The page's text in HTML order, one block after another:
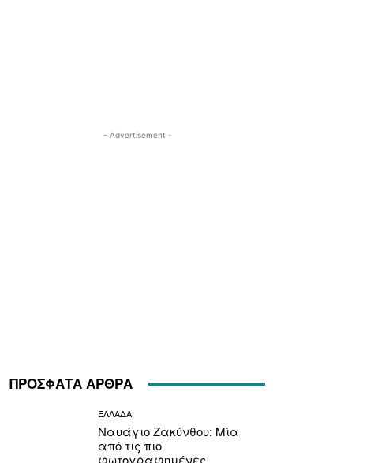
- Advertisement -
ΠΡΟΣΦΑΤΑ ΑΡΘΡΑ
ΕΛΛΑΔΑ
Ναυάγιο Ζακύνθου: Μία
από τις πιο
φωτογραφημένες